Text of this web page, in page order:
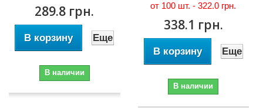
289.8 грн.
В корзину Еще
В наличии
от 100 шт. -322.0 грн.
338.1 грн.
В корзину Еще
В наличии